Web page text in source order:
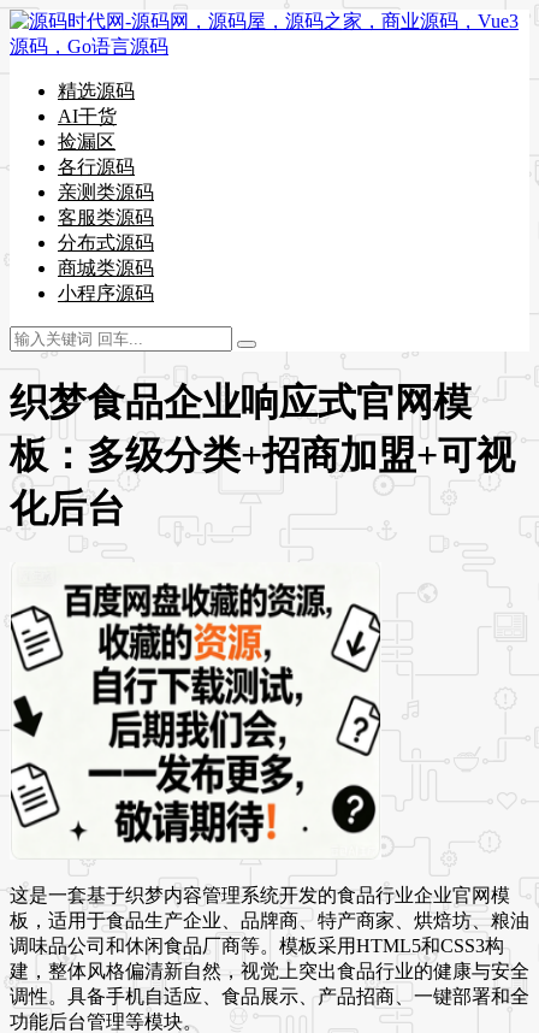
精选源码
AI干货
捡漏区
各行源码
亲测类源码
客服类源码
分布式源码
商城类源码
小程序源码
织梦食品企业响应式官网模
板：多级分类+招商加盟+可视
化后台
这是一套基于织梦内容管理系统开发的食品行业企业官网模
板，适用于食品生产企业、品牌商、特产商家、烘焙坊、粮油
调味品公司和休闲食品厂商等。模板采用HTML5和CSS3构
建，整体风格偏清新自然，视觉上突出食品行业的健康与安全
调性。具备手机自适应、食品展示、产品招商、一键部署和全
功能后台管理等模块。